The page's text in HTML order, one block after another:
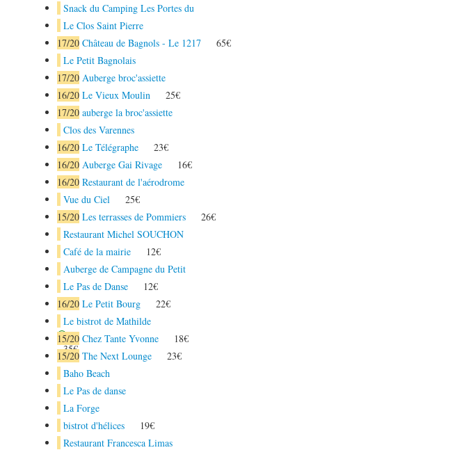
Snack du Camping Les Portes du
Le Clos Saint Pierre
17/20 Château de Bagnols - Le 1217
65€
Le Petit Bagnolais
17/20 Auberge broc'assiette
16/20 Le Vieux Moulin
25€
17/20 auberge la broc'assiette
Clos des Varennes
16/20 Le Télégraphe
23€
16/20 Auberge Gai Rivage
16€
16/20 Restaurant de l'aérodrome
Vue du Ciel
25€
15/20 Les terrasses de Pommiers
26€
Restaurant Michel SOUCHON
Café de la mairie
12€
Auberge de Campagne du Petit
Le Pas de Danse
12€
16/20 Le Petit Bourg
22€
Le bistrot de Mathilde
35€
15/20 Chez Tante Yvonne
18€
15/20 The Next Lounge
23€
Baho Beach
Le Pas de danse
La Forge
bistrot d'hélices
19€
Restaurant Francesca Limas